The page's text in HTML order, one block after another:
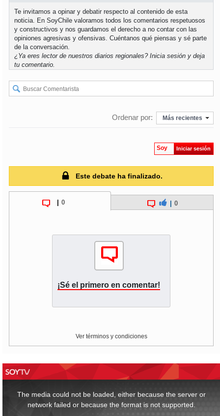
soyosorno
soypuertomontt
Te invitamos a opinar y debatir respecto al contenido de esta
noticia. En SoyChile valoramos todos los comentarios respetuosos
y constructivos y nos guardamos el derecho a no contar con las
opiniones agresivas y ofensivas. Cuéntanos qué piensas y sé parte
de la conversación.
¿Ya eres lector de nuestros diarios regionales?Inicia sesión y deja
tu comentario.
Ordenar por: Más recientes
Soy Iniciar sesión
Este debate ha finalizado.
0 0
¡Sé el primero en comentar!
Ver términos y condiciones
The media could not be loaded, either because the server or
network failed or because the format is not supported.